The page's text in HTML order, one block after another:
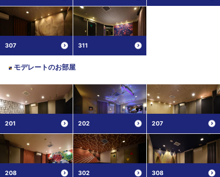
307 311
モデレートのお部屋
201 202 207
208 302 308